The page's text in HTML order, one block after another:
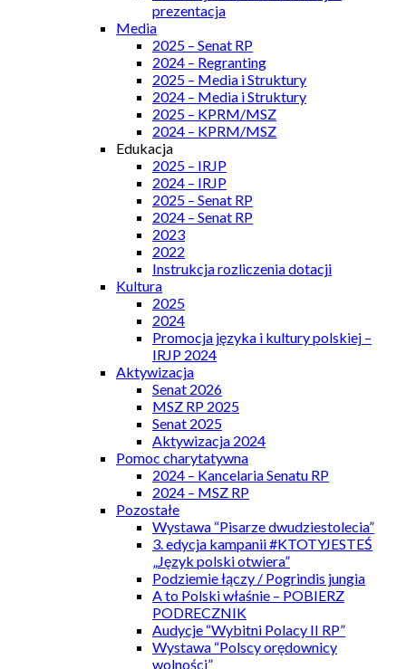
prezentacja
Media
2025 – Senat RP
2024 – Regranting
2025 – Media i Struktury
2024 – Media i Struktury
2025 – KPRM/MSZ
2024 – KPRM/MSZ
Edukacja
2025 – IRJP
2024 – IRJP
2025 – Senat RP
2024 – Senat RP
2023
2022
Instrukcja rozliczenia dotacji
Kultura
2025
2024
Promocja języka i kultury polskiej –
IRJP 2024
Aktywizacja
Senat 2026
MSZ RP 2025
Senat 2025
Aktywizacja 2024
Pomoc charytatywna
2024 – Kancelaria Senatu RP
2024 – MSZ RP
Pozostałe
Wystawa “Pisarze dwudziestolecia”
3. edycja kampanii #KTOTYJESTEŚ
„Język polski otwiera”
Podziemie łączy / Pogrindis jungia
A to Polski właśnie – POBIERZ
PODRECZNIK
Audycje “Wybitni Polacy II RP”
Wystawa “Polscy orędownicy
wolności”